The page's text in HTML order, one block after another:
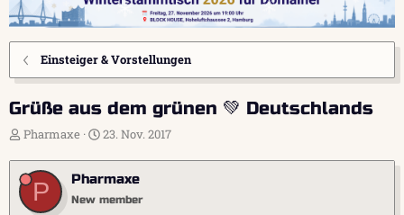
Einsteiger & Vorstellungen
Grüße aus dem grünen 💚 Deutschlands
E
s
t
e
Pharmaxe
E
s
t
e
23. Nov. 2017
P Pharmaxe
New member